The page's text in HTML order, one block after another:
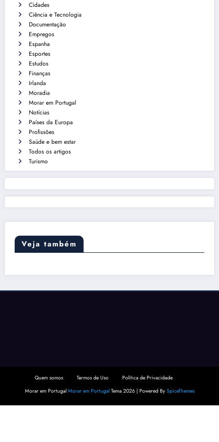
Cidades
Ciência e Tecnologia
Documentação
Empregos
Espanha
Esportes
Estudos
Finanças
Irlanda
Moradia
Morar em Portugal
Notícias
Países da Europa
Profissões
Saúde e bem estar
Todos os artigos
Turismo
Veja também
Quem somos Termos de Uso
Política de Privacidade
Morar em Portugal Morar em PortugalTema 2026 | Powered By SpiceThemes